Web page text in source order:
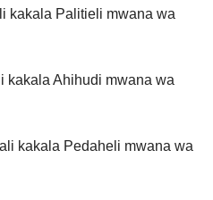
kakala Palitieli mwana wa
kakala Ahihudi mwana wa
kakala Pedaheli mwana wa